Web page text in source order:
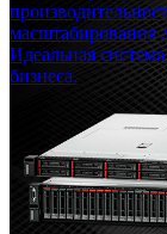
масштабирования
Идеальная
бизнеса.